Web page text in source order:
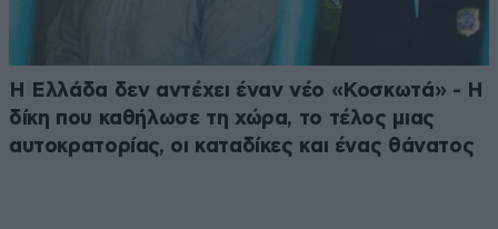
Η Ελλάδα δεν αντέχει έναν νέο «Κοσκωτά» - Η
δίκη που καθήλωσε τη χώρα, το τέλος μιας
αυτοκρατορίας, οι καταδίκες και ένας θάνατος